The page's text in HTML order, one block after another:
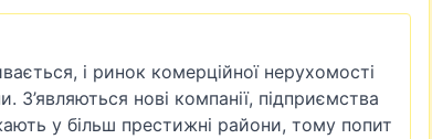
і ринок комерційної нерухомості
З’являються нові компанії, підприємства
у більш престижні райони, тому попит